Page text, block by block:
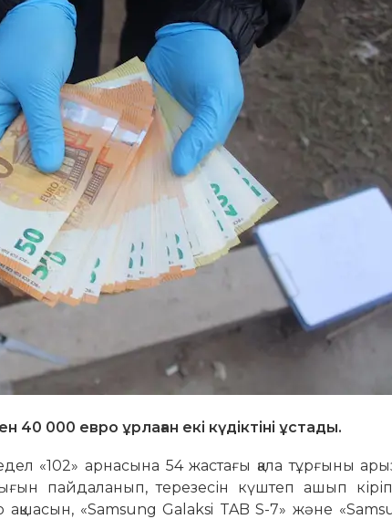
000 евро ұрлаған екі күдіктіні ұстады.
«102» арнасына 54 жастағы қала тұрғыны
пайдаланып, терезесін күштеп ашып
«Samsung Galaksi TAB S-7» және